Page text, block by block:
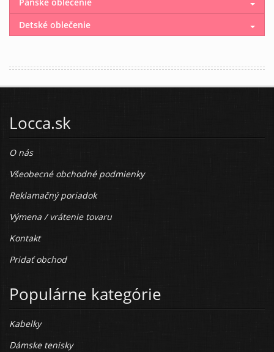
Pánske oblečenie
Detské oblečenie
Locca.sk
O nás
Všeobecné obchodné podmienky
Reklamačný poriadok
Výmena / vrátenie tovaru
Kontakt
Pridať obchod
Populárne kategórie
Kabelky
Dámske tenisky